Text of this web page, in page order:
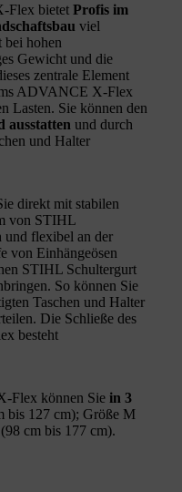
Flex bietet Profis im
viel
hohen
Gewicht und die
zentrale Element
ADVANCE X-Flex
Lasten. Sie können den
ausstatten und durch
und Halter
direkt mit stabilen
von STIHL
und flexibel an der
von Einhängeösen
STIHL Schultergurt
So können Sie
Taschen und Halter
Die Schließe des
besteht
Flex können Sie in 3
bis 127 cm); Größe M
cm bis 177 cm).